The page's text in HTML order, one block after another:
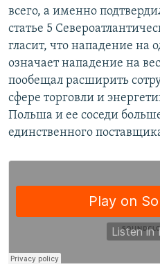
всего, а именно
статье 5
гласит, что нападение на
означает нападение на
пообещал расширить
сфере торговли и
Польша и ее соседи
единственного